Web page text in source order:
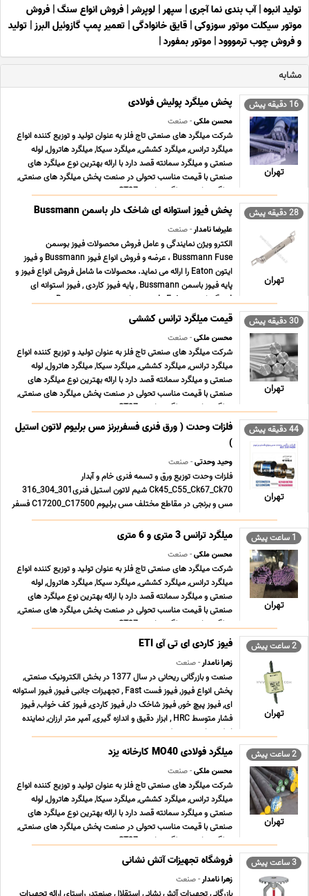
تولید انبوه|آب بندی نما آجری| سپهر| لوپرشر| فروش انواع سنگ| فروش
موتور سیکلت موتور سوزوکی| قایق خانوادگی| تعمیر پمپ گازوئیل البرز| تولید
و فروش چوب ترمووود| موتور بمفورد|
مشابه
16 دقیقه پیش
تهران
پخش میلگرد پولیش فولادی
محسن ملکی- صنعت
شرکت میلگرد های صنعتی تاج فلز به عنوان تولید و توزیع کننده انواع
میلگرد ترانس, میلگرد کششی, میلگرد سیکا, میلگرد هاترول, لوله
صنعتی و میلگرد سمانته قصد دارد با ارائه بهترین نوع میلگرد های
صنعتی با قیمت مناسب تحولی در صنعت پخش میلگرد های صنعتی,
میلگرد ترانس, میلگرد ترانسی ST37 , می ... ...
28 دقیقه پیش
تهران
پخش فیوز استوانه ای شاخک دار باسمن Bussmann
علیرضا نامدار- صنعت
الکترو ویژن نمایندگی و عامل فروش محصولات فیوز بوسمن
Bussmann Fuse ، عرضه و فروش انواع فیوز Bussmann و فیوز
ایتون Eaton را ارائه می نماید. محصولات ما شامل فروش انواع فیوز و
پایه فیوز باسمن Bussmann , پایه فیوز کاردی , فیوز استوانه ای
فشنگی ایتون Eaton , فیوز مینیاتوری بوسمن Bussma ... ...
30 دقیقه پیش
تهران
قیمت میلگرد ترانس کششی
محسن ملکی- صنعت
شرکت میلگرد های صنعتی تاج فلز به عنوان تولید و توزیع کننده انواع
میلگرد ترانس, میلگرد کششی, میلگرد سیکا, میلگرد هاترول, لوله
صنعتی و میلگرد سمانته قصد دارد با ارائه بهترین نوع میلگرد های
صنعتی با قیمت مناسب تحولی در صنعت پخش میلگرد های صنعتی,
میلگرد ترانس, میلگرد ترانسی ST37 , می ... ...
44 دقیقه پیش
تهران
فلزات وحدت ( ورق فنری فسفربرنز مس برلیوم لاتون استیل
)
وحید وحدتی- صنعت
فلزات وحدت توزیع ورق و تسمه فنری خام و آبدار
Ck45_C55_Ck67_Ck70 شیم لاتون استیل فنری301_304_316
مس و برنجی در مقاطع مختلف مس برلیوم C17200_C17500 فسفر
برنز Cusn6_Cusn8 آلومینیوم معمولی و آلیاژی
1 ساعت پیش
تهران
میلگرد ترانس 3 متری و 6 متری
محسن ملکی- صنعت
شرکت میلگرد های صنعتی تاج فلز به عنوان تولید و توزیع کننده انواع
میلگرد ترانس, میلگرد کششی, میلگرد سیکا, میلگرد هاترول, لوله
صنعتی و میلگرد سمانته قصد دارد با ارائه بهترین نوع میلگرد های
صنعتی با قیمت مناسب تحولی در صنعت پخش میلگرد های صنعتی,
میلگرد ترانس, میلگرد ترانسی ST37 , می ... ...
2 ساعت پیش
تهران
فیوز کاردی ای تی آی ETI
زهرا نامدار- صنعت
صنعت و بازرگانی ریحانی در سال 1377 در بخش الکترونیک صنعتی,
پخش انواع فیوز, فیوز فست Fast , تجهیزات جانبی فیوز, فیوز استوانه
ای, فیوز پیچ خور, فیوز شاخک دار, فیوز کاردی, فیوز کف خواب, فیوز
فشار متوسط HRC , ابزار دقیق و اندازه گیری, آمپر متر ارزان, نماینده
اینکودر, اینورتر, ‎پروژکت ... ...
2 ساعت پیش
تهران
میلگرد فولادی MO40 کارخانه یزد
محسن ملکی- صنعت
شرکت میلگرد های صنعتی تاج فلز به عنوان تولید و توزیع کننده انواع
میلگرد ترانس, میلگرد کششی, میلگرد سیکا, میلگرد هاترول, لوله
صنعتی و میلگرد سمانته قصد دارد با ارائه بهترین نوع میلگرد های
صنعتی با قیمت مناسب تحولی در صنعت پخش میلگرد های صنعتی,
میلگرد ترانس, میلگرد ترانسی ST37 , می ... ...
3 ساعت پیش فروشگاه تجهیزات آتش نشانی
زهرا نامدار- صنعت